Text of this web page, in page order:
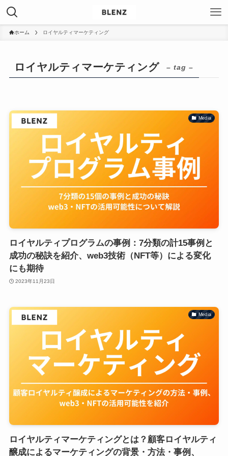
ホーム ロイヤルティマーケティング
ロイヤルティマーケティング – tag –
Media
ロイヤルティプログラムの事例：7分類の計15事例と
成功の秘訣を紹介、web3技術（NFT等）による変化
にも期待
2023年11月23日
Media
ロイヤルティマーケティングとは？顧客ロイヤルティ
醸成によるマーケティングの背景・方法・事例、